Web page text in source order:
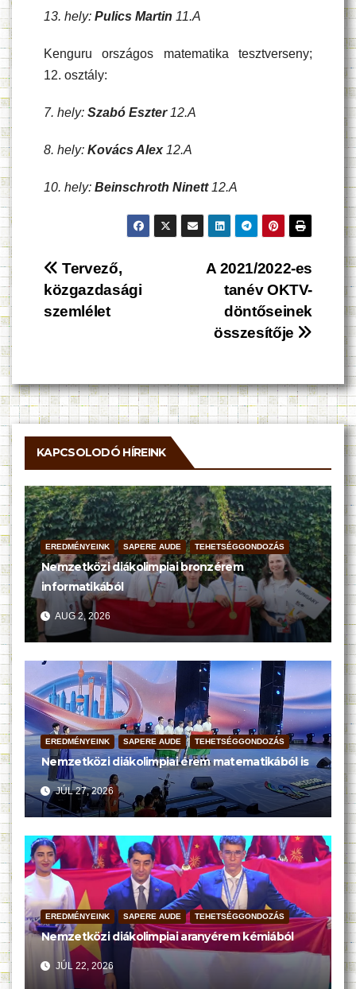
13. hely: Pulics Martin 11.A
Kenguru országos matematika tesztverseny;
12. osztály:
7. hely: Szabó Eszter 12.A
8. hely: Kovács Alex12.A
10. hely: Beinschroth Ninett 12.A
Bejegyzés
navigáció
A 2021/2022-es
tanév OKTV-
döntőseinek
összesítője
Tervező,
közgazdasági
szemlélet
KAPCSOLODÓ HÍREINK
EREDMÉNYEINK SAPERE AUDE TEHETSÉGGONDOZÁS
Nemzetközi diákolimpiai bronzérem
informatikából
AUG 2, 2026
EREDMÉNYEINK SAPERE AUDE TEHETSÉGGONDOZÁS
Nemzetközi diákolimpiai érem matematikából is
JÚL 27, 2026
EREDMÉNYEINK SAPERE AUDE TEHETSÉGGONDOZÁS
Nemzetközi diákolimpiai aranyérem kémiából
JÚL 22, 2026